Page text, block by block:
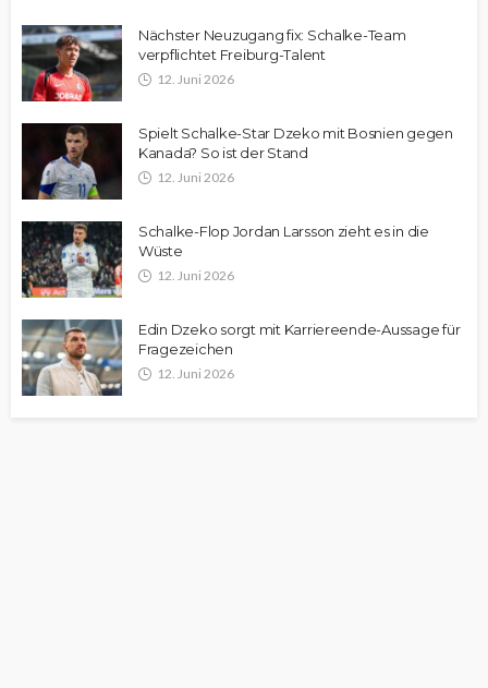
Nächster Neuzugang fix: Schalke-Team
verpflichtet Freiburg-Talent
12. Juni 2026
Spielt Schalke-Star Dzeko mit Bosnien gegen
Kanada? So ist der Stand
12. Juni 2026
Schalke-Flop Jordan Larsson zieht es in die
Wüste
12. Juni 2026
Edin Dzeko sorgt mit Karriereende-Aussage für
Fragezeichen
12. Juni 2026